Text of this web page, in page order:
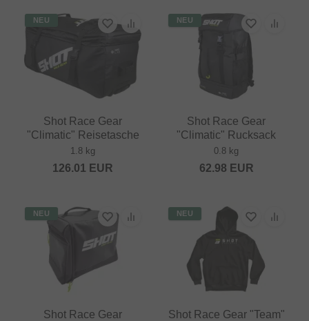
NEU
Shot Race Gear
"Climatic" Reisetasche
1.8 kg
126.01 EUR
NEU
Shot Race Gear
"Climatic" Rucksack
0.8 kg
62.98 EUR
NEU
Shot Race Gear
NEU
Shot Race Gear "Team"